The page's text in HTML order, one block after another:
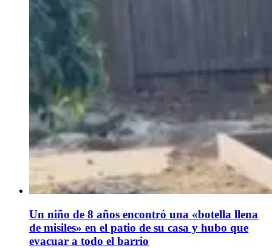
Un niño de 8 años encontró una «botella llena
de misiles» en el patio de su casa y hubo que
evacuar a todo el barrio